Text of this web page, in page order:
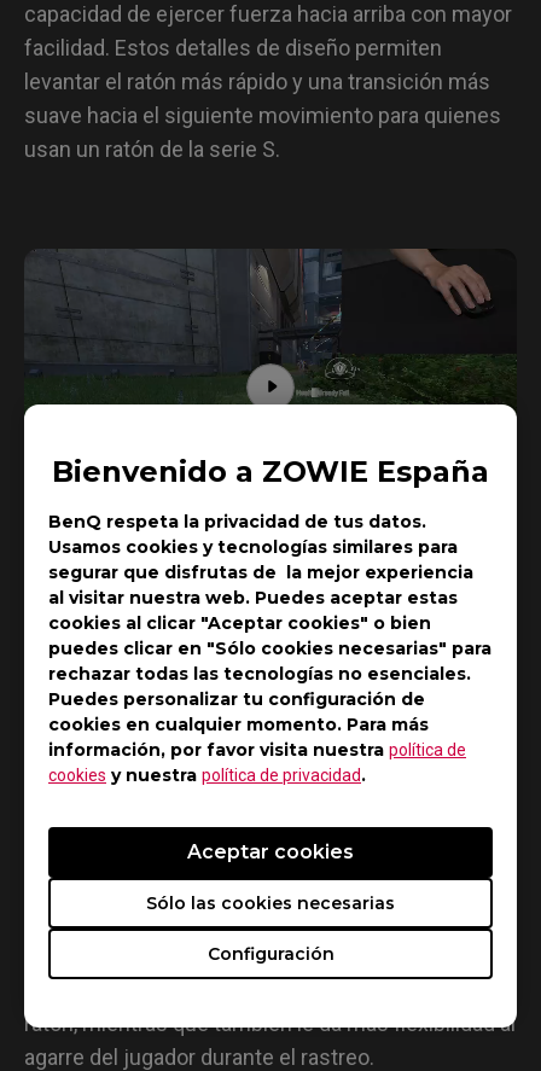
Bienvenido a ZOWIE España
BenQ respeta la privacidad de tus datos.
Usamos cookies y tecnologías similares para
segurar que disfrutas de la mejor experiencia
al visitar nuestra web. Puedes aceptar estas
cookies al clicar "Aceptar cookies" o bien
puedes clicar en "Sólo cookies necesarias" para
rechazar todas las tecnologías no esenciales.
Puedes personalizar tu configuración de
cookies en cualquier momento. Para más
información, por favor visita nuestra política de
cookies y nuestra política de privacidad.
Configuración
Sólo las cookies necesarias
Aceptar cookies
capacidad de ejercer fuerza hacia arriba con mayor
facilidad. Estos detalles de diseño permiten
levantar el ratón más rápido y una transición más
suave hacia el siguiente movimiento para quienes
usan un ratón de la serie S.
• Rastreo
Después de nuestras pruebas de rastreo, nuestros
equipos encontraron que la serie S de ratones
aportó los movimientos de ratón más estables en
los gamers probados, lo que hizo que sus
cuando usaron otros ratones. Estos resultados se
deben al diseño general más corto de la serie S y
las curvas en los laterales que, en conjunto,
permiten que los músculos de la palma izquierda y
ratón, mientras que también le da más flexibilidad al
agarre del jugador durante el rastreo.